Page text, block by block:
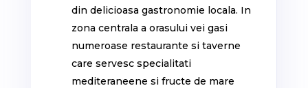
din delicioasa gastronomie locala. In
zona centrala a orasului vei gasi
numeroase restaurante si taverne
care servesc specialitati
mediteraneene si fructe de mare